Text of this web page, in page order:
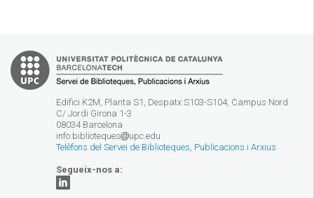
Edifici K2M, Planta S1, Despatx S103-S104, Campus Nord
C/ Jordi Girona 1-3
08034 Barcelona
info.biblioteques
upc.edu
Telèfons del Servei de Biblioteques, Publicacions i Arxius
Segueix-nos a: